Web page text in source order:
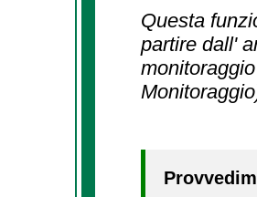
Questa
partire dall'